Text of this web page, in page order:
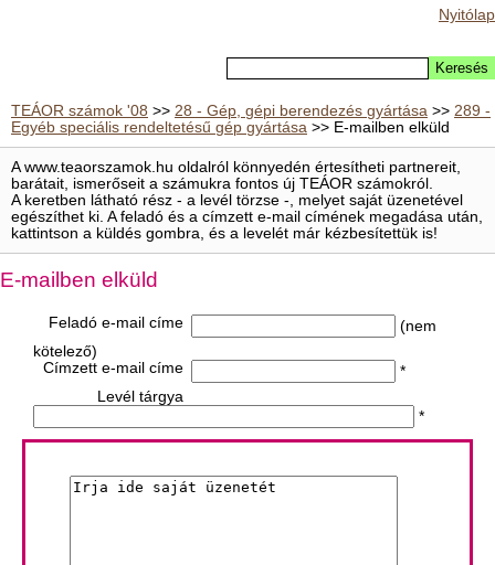
Nyitólap
TEÁOR számok '08 >> 28 - Gép, gépi berendezés gyártása >> 289 -
Egyéb speciális rendeltetésű gép gyártása >> E-mailben elküld
A www.teaorszamok.hu oldalról könnyedén értesítheti partnereit,
barátait, ismerőseit a számukra fontos új TEÁOR számokról.
A keretben látható rész - a levél törzse -, melyet saját üzenetével
egészíthet ki. A feladó és a címzett e-mail címének megadása után,
kattintson a küldés gombra, és a levelét már kézbesítettük is!
E-mailben elküld
Feladó e-mail címe
(nem
kötelező)
Címzett e-mail címe
*
Levél tárgya
*